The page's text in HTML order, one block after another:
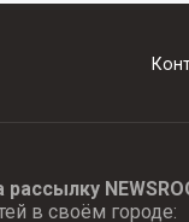
в своём городе: